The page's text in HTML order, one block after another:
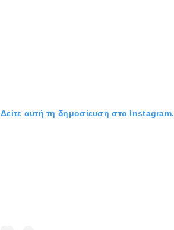
Δείτε αυτή τη δημοσίευση στο Instagram.